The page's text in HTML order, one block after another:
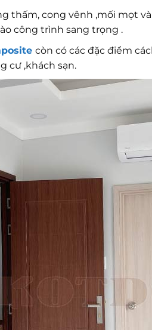
thấm, cong vênh ,mối mọt
công trình sang trọng .
còn có các đặc điểm
cư ,khách sạn.